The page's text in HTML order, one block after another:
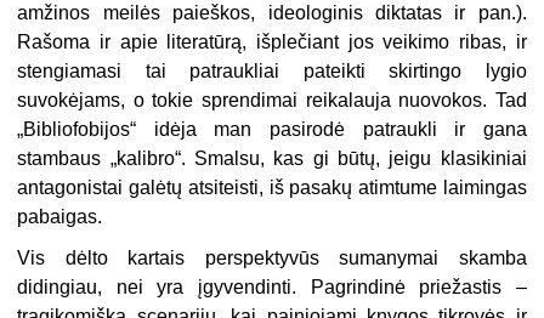
amžinos meilės paieškos, ideologinis diktatas ir pan.).
Rašoma ir apie literatūrą, išplečiant jos veikimo ribas, ir
stengiamasi tai patraukliai pateikti skirtingo lygio
suvokėjams, o tokie sprendimai reikalauja nuovokos. Tad
„Bibliofobijos“ idėja man pasirodė patraukli ir gana
stambaus „kalibro“. Smalsu, kas gi būtų, jeigu klasikiniai
antagonistai galėtų atsiteisti, iš pasakų atimtume laimingas
pabaigas.
Vis dėlto kartais perspektyvūs sumanymai skamba
didingiau, nei yra įgyvendinti. Pagrindinė priežastis –